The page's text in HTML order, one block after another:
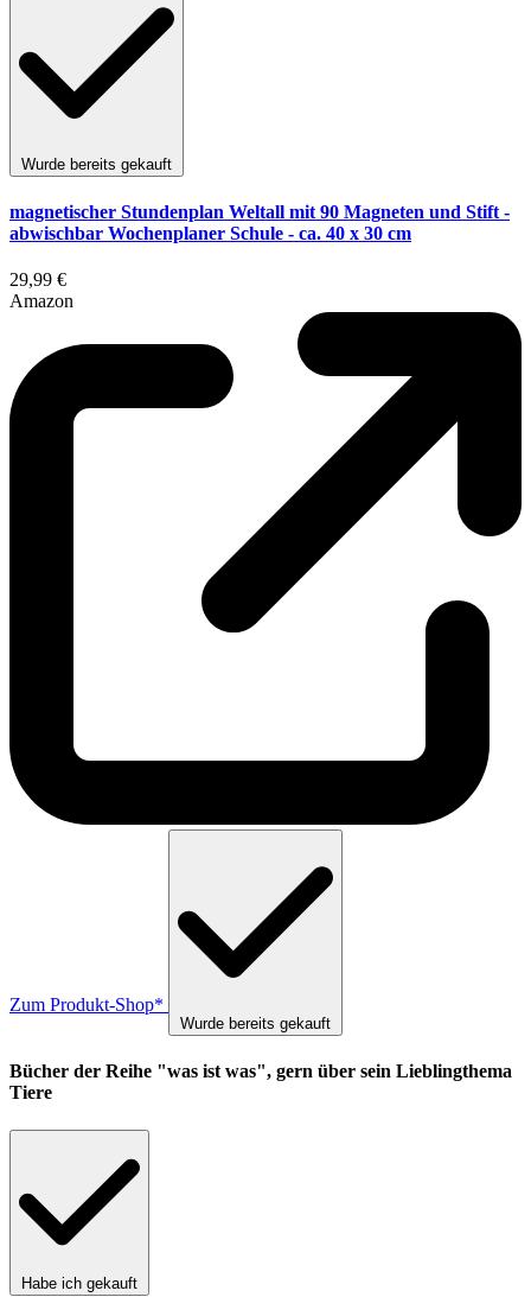
Wurde bereits gekauft
magnetischer Stundenplan Weltall mit 90 Magneten und Stift -
abwischbar Wochenplaner Schule - ca. 40 x 30 cm
29,99 €
Amazon
Zum Produkt-Shop*
Wurde bereits gekauft
Bücher der Reihe "was ist was", gern über sein Lieblingthema
Tiere
Habe ich gekauft